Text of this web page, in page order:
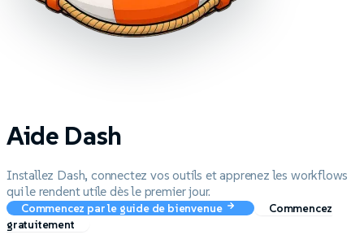
Aide Dash
Installez Dash, connectez vos outils et apprenez les workflows
qui le rendent utile dès le premier jour.
Commencez par le guide de bienvenue
Commencez
gratuitement